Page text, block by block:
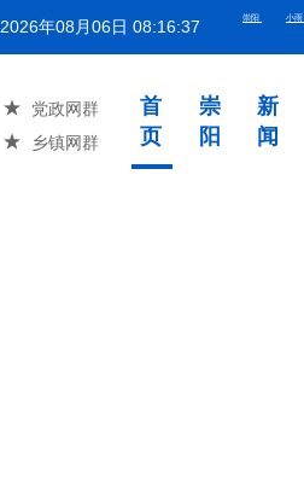
2026年08月06日 08:16:38
党政网群
乡镇网群
首
页
崇
阳
新
闻